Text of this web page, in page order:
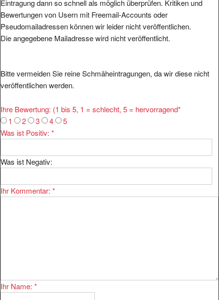
Eintragung dann so schnell als möglich überprüfen. Kritiken und
Bewertungen von Usern mit Freemail-Accounts oder
Pseudomailadressen können wir leider nicht veröffentlichen.
Die angegebene Mailadresse wird nicht veröffentlicht.
Bitte vermeiden Sie reine Schmäheintragungen, da wir diese nicht
veröffentlichen werden.
Ihre Bewertung: (1 bis 5, 1 = schlecht, 5 = hervorragend*
1
2 3 4
5
Was ist Positiv: *
Was ist Negativ:
Ihr Kommentar: *
Ihr Name: *